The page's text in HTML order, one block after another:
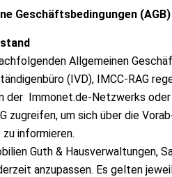
Geschäftsbedingungen (AGB)
Allgemeinen
(IVD), IMCC-RAG
der Immonet.de-Netzwerks oder
zugreifen, um sich über die
zu informieren.
Guth & Hausverwaltungen,
anzupassen. Es gelten